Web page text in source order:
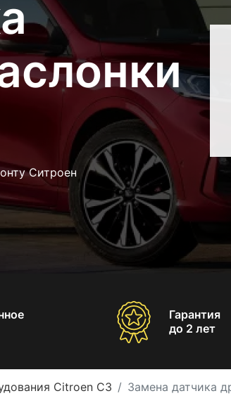
Ситроен
Гарантия
до 2 лет
Citroen C3 Замена датчика